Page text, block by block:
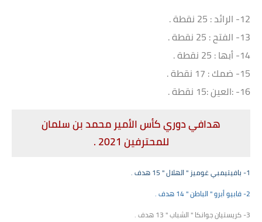
12- الرائد : 25 نقطة .
13- الفتح : 25 نقطة .
14- أبها : 25 نقطة .
15- ضمك : 17 نقطة .
16- :العين :15 نقطة .
هدافي دوري كأس الأمير محمد بن سلمان
للمحترفين 2021 .
1- بافيتيمبي غوميز " الهلال " 15 هدف .
2- فابيو أبرو " الباطن " 14 هدف .
3- كريستيان جوانكا " الشباب " 13 هدف .